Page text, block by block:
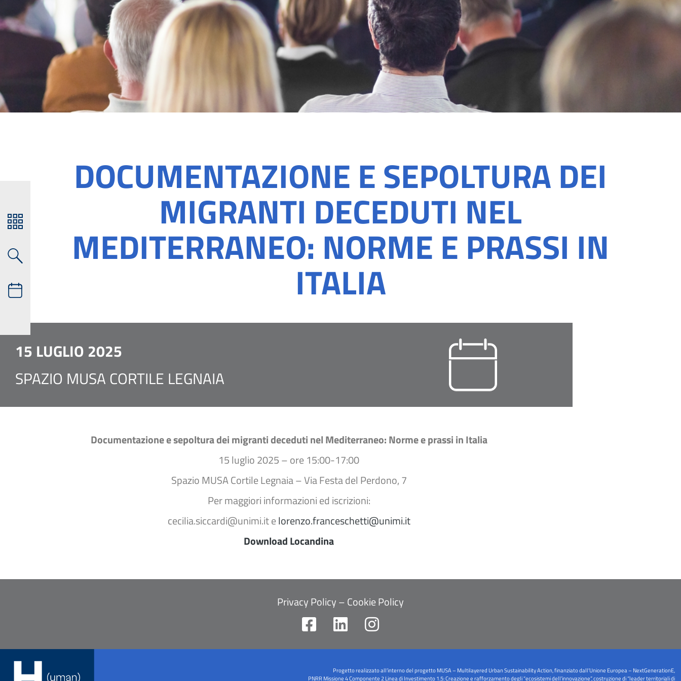
DOCUMENTAZIONE E SEPOLTURA DEI
MIGRANTI DECEDUTI NEL
MEDITERRANEO: NORME E PRASSI IN
ITALIA
15 LUGLIO 2025
SPAZIO MUSA CORTILE LEGNAIA
Documentazione e sepoltura dei migranti deceduti nel Mediterraneo: Norme e prassi in Italia
15 luglio 2025 – ore 15:00-17:00
Spazio MUSA Cortile Legnaia – Via Festa del Perdono, 7
Per maggiori informazioni ed iscrizioni:
cecilia.siccardi@unimi.it elorenzo.franceschetti@unimi.it
Download Locandina
Privacy Policy–Cookie Policy
F
a
c
L
i
n
k
I
n
s
t
Progetto realizzato all’interno del progetto MUSA – Multilayered Urban Sustainability Action, finanziato dall’Unione Europea – NextGenerationE,
PNRR Missione 4 Componente 2 Linea di Investimento 1.5: Creazione e rafforzamento degli “ecosistemi dell’innovazione”, costruzione di “leader territoriali di